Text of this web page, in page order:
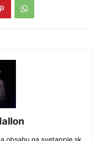
obsahu na svetapple.sk.